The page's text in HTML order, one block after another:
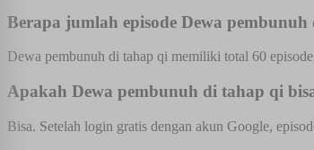
Berapa jumlah episode Dewa
Dewa pembunuh di tahap qi memiliki total 60
Apakah Dewa pembunuh di tahap qi
Bisa. Setelah login gratis dengan akun Google,